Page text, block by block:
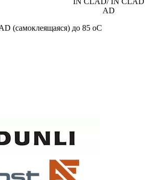
AD
(самоклеящаяся) до 85 оС